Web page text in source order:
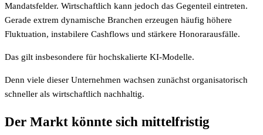
Mandatsfelder. Wirtschaftlich kann jedoch das Gegenteil eintreten.
Gerade extrem dynamische Branchen erzeugen häufig höhere
Fluktuation, instabilere Cashflows und stärkere Honorarausfälle.
Das gilt insbesondere für hochskalierte KI-Modelle.
Denn viele dieser Unternehmen wachsen zunächst organisatorisch
schneller als wirtschaftlich nachhaltig.
Der Markt könnte sich mittelfristig